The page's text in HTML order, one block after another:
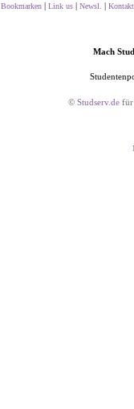
Bookmarken | Link us | Newsl. | Kontakt
Mach
© Studserv.de für